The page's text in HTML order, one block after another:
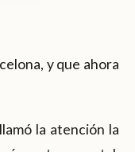
y que ahora
la atención la